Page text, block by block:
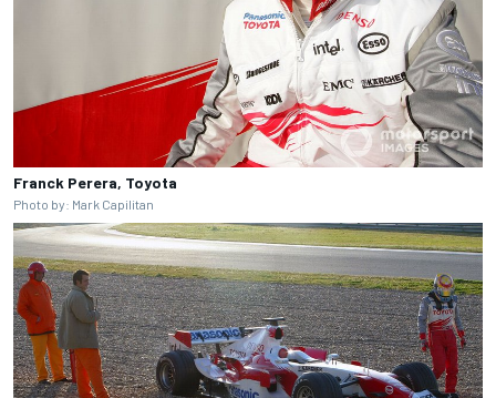
Franck Perera, Toyota
Photo by: Mark Capilitan